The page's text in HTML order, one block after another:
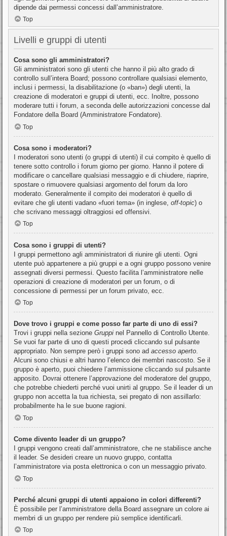
dipende dai permessi concessi dall’amministratore.
Top
Livelli e gruppi di utenti
Cosa sono gli amministratori?
Gli amministratori sono gli utenti che hanno il più alto grado di
controllo sull’intera Board; possono controllare qualsiasi elemento,
inclusi i permessi, la disabilitazione (o «ban») degli utenti, la
creazione di moderatori e gruppi di utenti, ecc. Inoltre, possono
moderare tutti i forum, a seconda delle autorizzazioni concesse dal
Fondatore della Board (Amministratore Fondatore).
Top
Cosa sono i moderatori?
I moderatori sono utenti (o gruppi di utenti) il cui compito è quello di
tenere sotto controllo i forum giorno per giorno. Hanno il potere di
modificare o cancellare qualsiasi messaggio e di chiudere, riaprire,
spostare o rimuovere qualsiasi argomento del forum da loro
moderato. Generalmente il compito dei moderatori è quello di
evitare che gli utenti vadano «fuori tema» (in inglese, off-topic) o
che scrivano messaggi oltraggiosi ed offensivi.
Top
Cosa sono i gruppi di utenti?
I gruppi permettono agli amministratori di riunire gli utenti. Ogni
utente può appartenere a più gruppi e a ogni gruppo possono venire
assegnati diversi permessi. Questo facilita l’amministratore nelle
operazioni di creazione di moderatori per un forum, o di
concessione di permessi per un forum privato, ecc.
Top
Dove trovo i gruppi e come posso far parte di uno di essi?
Trovi i gruppi nella sezione Gruppi nel Pannello di Controllo Utente.
Se vuoi far parte di uno di questi procedi cliccando sul pulsante
appropriato. Non sempre però i gruppi sono ad accesso aperto.
Alcuni sono chiusi e altri hanno l’elenco dei membri nascosto. Se il
gruppo è aperto, puoi chiedere l’ammissione cliccando sul pulsante
apposito. Dovrai ottenere l’approvazione del moderatore del gruppo,
che potrebbe chiederti perché vuoi unirti al gruppo. Se il leader di un
gruppo non accetta la tua richiesta, sei pregato di non assillarlo:
probabilmente ha le sue buone ragioni.
Top
Come divento leader di un gruppo?
I gruppi vengono creati dall’amministratore, che ne stabilisce anche
il leader. Se desideri creare un nuovo gruppo, contatta
l’amministratore via posta elettronica o con un messaggio privato.
Top
Perché alcuni gruppi di utenti appaiono in colori differenti?
È possibile per l’amministratore della Board assegnare un colore ai
membri di un gruppo per rendere più semplice identificarli.
Top